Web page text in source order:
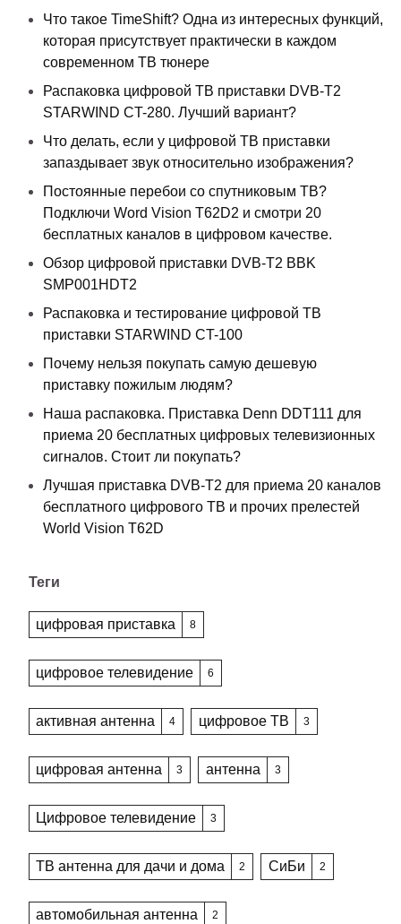
Что такое TimeShift? Одна из интересных функций,
которая присутствует практически в каждом
современном ТВ тюнере
Распаковка цифровой ТВ приставки DVB-T2
STARWIND CT-280. Лучший вариант?
Что делать, если у цифровой ТВ приставки
запаздывает звук относительно изображения?
Постоянные перебои со спутниковым ТВ?
Подключи Word Vision T62D2 и смотри 20
бесплатных каналов в цифровом качестве.
Обзор цифровой приставки DVB-T2 BBK
SMP001HDT2
Распаковка и тестирование цифровой ТВ
приставки STARWIND CT-100
Почему нельзя покупать самую дешевую
приставку пожилым людям?
Наша распаковка. Приставка Denn DDT111 для
приема 20 бесплатных цифровых телевизионных
сигналов. Стоит ли покупать?
Лучшая приставка DVB-T2 для приема 20 каналов
бесплатного цифрового ТВ и прочих прелестей
World Vision T62D
Теги
цифровая приставка 8
цифровое телевидение 6
активная антенна 4 цифровое ТВ 3
цифровая антенна 3 антенна 3
Цифровое телевидение 3
ТВ антенна для дачи и дома 2 СиБи 2
автомобильная антенна 2